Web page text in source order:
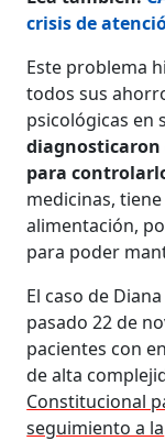
crisis de
Este problema
todos sus
psicológicas en
diagnosticaron
para
medicinas,
alimentación,
para poder
El caso de
pasado 22 de
pacientes con
de alta
Constitucional
seguimiento a la